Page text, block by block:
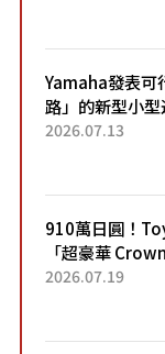
Yamaha發表可
路」的新型小
能享受超強勁「
2026.07.13
910萬日圓！
「超豪華
採用由「匠人技
2026.07.19